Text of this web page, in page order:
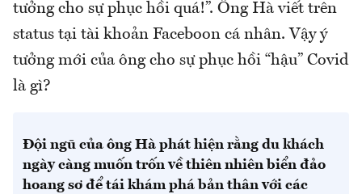
tưởng cho sự phục hồi quá!”. Ông Hà viết trên
status tại tài khoản Faceboon cá nhân. Vậy ý
tưởng mới của ông cho sự phục hồi “hậu” Covid
là gì?
Đội ngũ của ông Hà phát hiện rằng du khách
ngày càng muốn trốn về thiên nhiên biển đảo
hoang sơ để tái khám phá bản thân với các